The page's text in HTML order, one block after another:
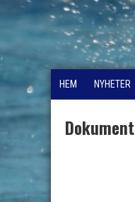
HEM NYHETER
Dokument